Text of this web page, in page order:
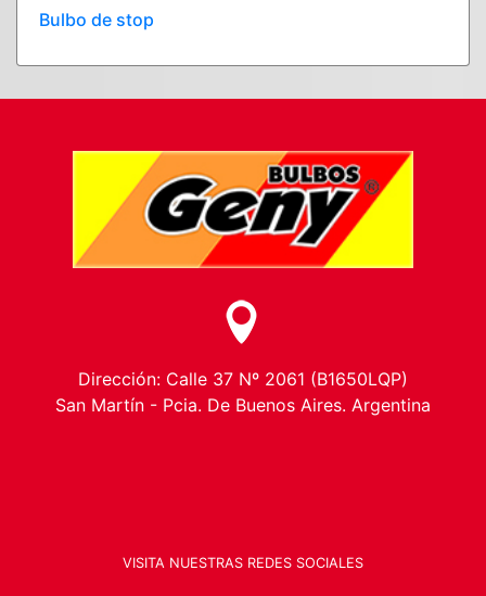
Bulbo de stop
Dirección: Calle 37 Nº 2061 (B1650LQP)
San Martín - Pcia. De Buenos Aires. Argentina
VISITA NUESTRAS REDES SOCIALES